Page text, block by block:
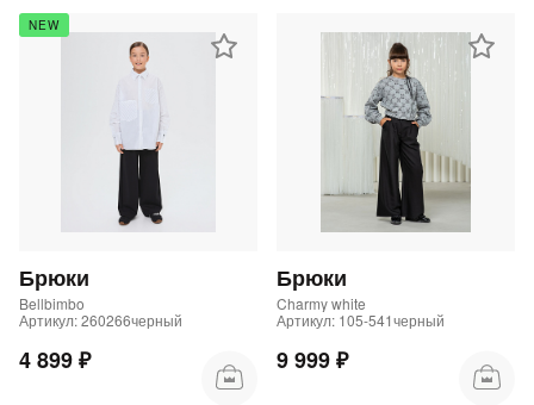
NEW
Брюки
Bellbimbo
Артикул: 260266черный
4 899 ₽
Брюки
Charmy white
Артикул: 105-541черный
9 999 ₽